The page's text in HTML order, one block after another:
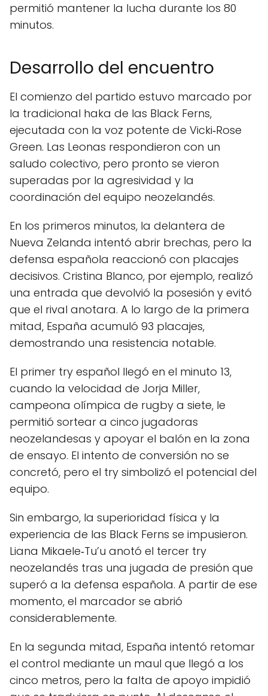
permitió mantener la lucha durante los 80
minutos.
Desarrollo del encuentro
El comienzo del partido estuvo marcado por
la tradicional haka de las Black Ferns,
ejecutada con la voz potente de Vicki‑Rose
Green. Las Leonas respondieron con un
saludo colectivo, pero pronto se vieron
superadas por la agresividad y la
coordinación del equipo neozelandés.
En los primeros minutos, la delantera de
Nueva Zelanda intentó abrir brechas, pero la
defensa española reaccionó con placajes
decisivos. Cristina Blanco, por ejemplo, realizó
una entrada que devolvió la posesión y evitó
que el rival anotara. A lo largo de la primera
mitad, España acumuló 93 placajes,
demostrando una resistencia notable.
El primer try español llegó en el minuto 13,
cuando la velocidad de Jorja Miller,
campeona olímpica de rugby a siete, le
permitió sortear a cinco jugadoras
neozelandesas y apoyar el balón en la zona
de ensayo. El intento de conversión no se
concretó, pero el try simbolizó el potencial del
equipo.
Sin embargo, la superioridad física y la
experiencia de las Black Ferns se impusieron.
Liana Mikaele‑Tu’u anotó el tercer try
neozelandés tras una jugada de presión que
superó a la defensa española. A partir de ese
momento, el marcador se abrió
considerablemente.
En la segunda mitad, España intentó retomar
el control mediante un maul que llegó a los
cinco metros, pero la falta de apoyo impidió